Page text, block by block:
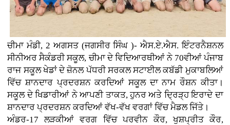
ਚੀਮਾ ਮੰਡੀ, 2 ਅਗਸਤ (ਜਗਸੀਰ ਸਿੰਘ )- ਐਸ.ਏ.ਐਸ. ਇੰਟਰਨੈਸ਼ਨਲ
ਸੀਨੀਅਰ ਸੈਕੰਡਰੀ ਸਕੂਲ, ਚੀਮਾ ਦੇ ਵਿਦਿਆਰਥੀਆਂ ਨੇ 70ਵੀਆਂ ਪੰਜਾਬ
ਰਾਜ ਸਕੂਲ ਖੇਡਾਂ ਦੇ ਜ਼ੋਨਲ ਪੱਧਰੀ ਸਰਕਲ ਸਟਾਈਲ ਕਬੱਡੀ ਮੁਕਾਬਲਿਆਂ
ਵਿੱਚ ਸ਼ਾਨਦਾਰ ਪ੍ਰਦਰਸ਼ਨ ਕਰਦਿਆਂ ਸਕੂਲ ਦਾ ਨਾਮ ਰੌਸ਼ਨ ਕੀਤਾ।
ਸਕੂਲ ਦੇ ਖਿਡਾਰੀਆਂ ਨੇ ਆਪਣੀ ਤਾਕਤ, ਹੁਨਰ ਅਤੇ ਦ੍ਰਿੜ੍ਹ ਇਰਾਦੇ ਦਾ
ਸ਼ਾਨਦਾਰ ਪ੍ਰਦਰਸ਼ਨ ਕਰਦਿਆਂ ਵੱਖ-ਵੱਖ ਵਰਗਾਂ ਵਿੱਚ ਮੈਡਲ ਜਿੱਤੇ।
ਅੰਡਰ-17 ਲੜਕੀਆਂ ਵਰਗ ਵਿੱਚ ਪਰਵੀਨ ਕੌਰ, ਖੁਸ਼ਪ੍ਰੀਤ ਕੌਰ,